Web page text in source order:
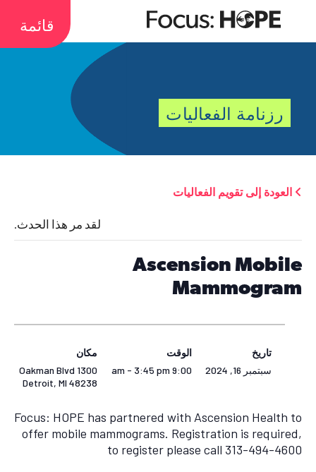
قائمة
رزنامة الفعاليات
العودة إلى تقويم الفعاليات
لقد مر هذا الحدث.
Ascension Mobile
Mammogram
تاريخ
سبتمبر 16, 2024
الوقت
9:00 am - 3:45 pm
مكان
1300 Oakman Blvd
Detroit, MI 48238
Focus: HOPE has partnered with Ascension Health to
offer mobile mammograms. Registration is required,
to register please call 313-494-4600